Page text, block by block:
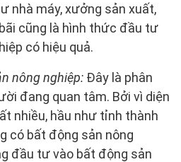
nhà máy, xưởng sản xuất,
cũng là hình thức đầu tư
có hiệu quả.
nông nghiệp: Đây là phân
đang quan tâm. Bởi vì diện
nhiều, hầu như tỉnh thành
có bất động sản nông
đầu tư vào bất động sản